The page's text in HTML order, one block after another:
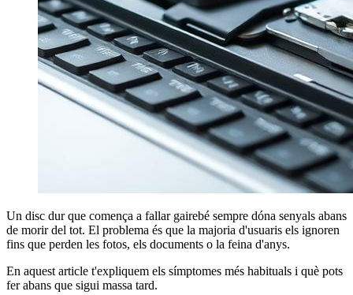
Un disc dur que comença a fallar gairebé sempre dóna senyals abans
de morir del tot. El problema és que la majoria d'usuaris els ignoren
fins que perden les fotos, els documents o la feina d'anys.
En aquest article t'expliquem els símptomes més habituals i què pots
fer abans que sigui massa tard.